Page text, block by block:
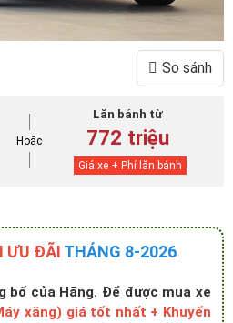
So sánh
Hoặc
Lăn bánh từ
772 triệu
Giá xe + Phí lăn bánh
ƯU ĐÃI THÁNG 8-2026
bố của Hãng. Để được mua xe
xăng) giá tốt nhất + Khuyến